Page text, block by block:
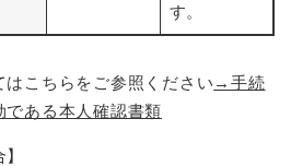
す。
こちらをご参照ください →手続
である本人確認書類